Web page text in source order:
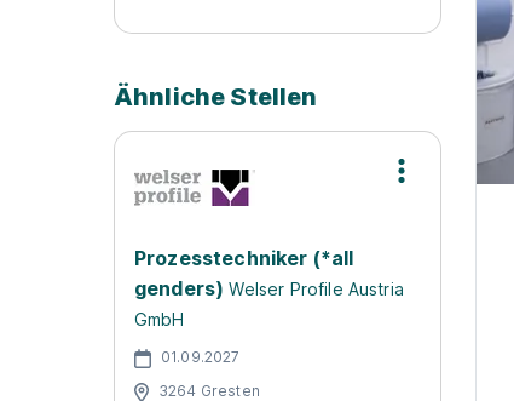
Ähnliche Stellen
Prozesstechniker (*all
genders) Welser Profile Austria
GmbH
01.09.2027
3264 Gresten